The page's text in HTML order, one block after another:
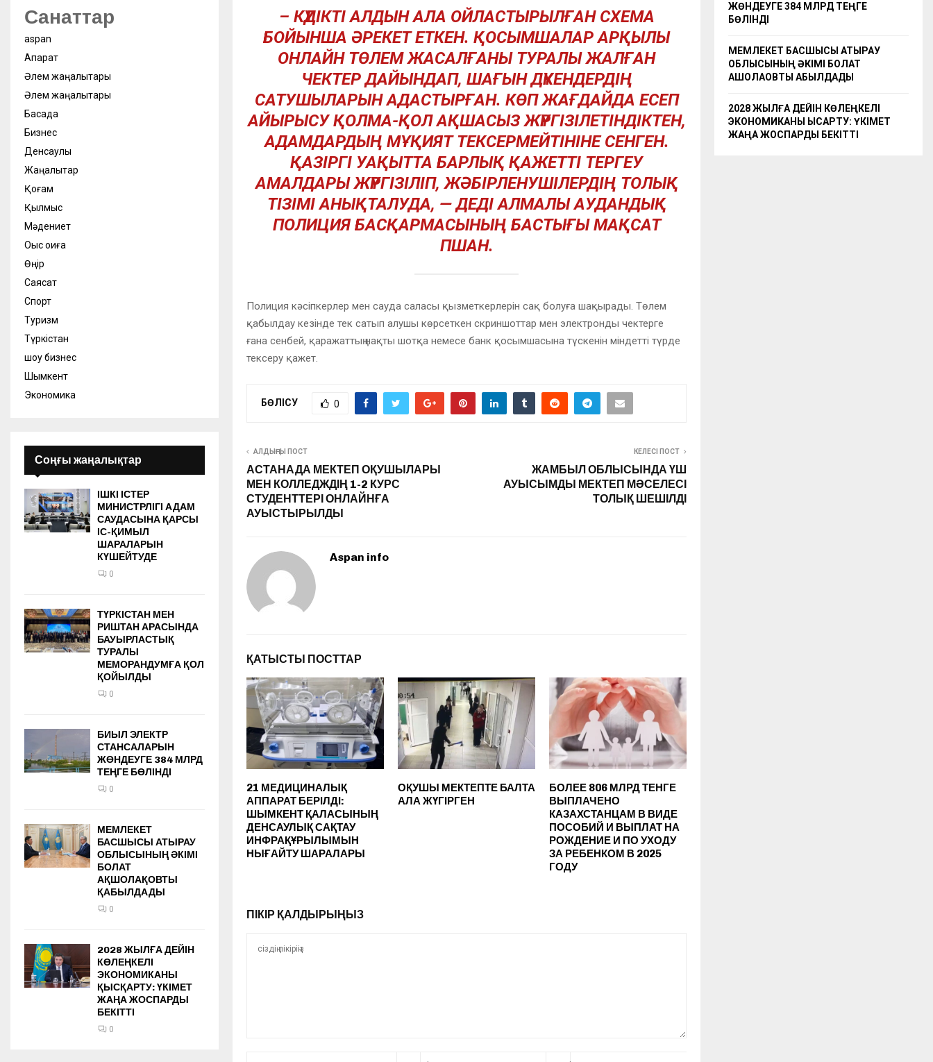
– КҮДІКТІ АЛДЫН АЛА ОЙЛАСТЫРЫЛҒАН СХЕМА
БОЙЫНША ӘРЕКЕТ ЕТКЕН. ҚОСЫМШАЛАР АРҚЫЛЫ
ОНЛАЙН ТӨЛЕМ ЖАСАЛҒАНЫ ТУРАЛЫ ЖАЛҒАН
ЧЕКТЕР ДАЙЫНДАП, ШАҒЫН ДҮКЕНДЕРДІҢ
САТУШЫЛАРЫН АДАСТЫРҒАН. КӨП ЖАҒДАЙДА ЕСЕП
АЙЫРЫСУ ҚОЛМА-ҚОЛ АҚШАСЫЗ ЖҮРГІЗІЛЕТІНДІКТЕН,
АДАМДАРДЫҢ МҰҚИЯТ ТЕКСЕРМЕЙТІНІНЕ СЕНГЕН.
ҚАЗІРГІ УАҚЫТТА БАРЛЫҚ ҚАЖЕТТІ ТЕРГЕУ
АМАЛДАРЫ ЖҮРГІЗІЛІП, ЖӘБІРЛЕНУШІЛЕРДІҢ ТОЛЫҚ
ТІЗІМІ АНЫҚТАЛУДА, — ДЕДІ АЛМАЛЫ АУДАНДЫҚ
ПОЛИЦИЯ БАСҚАРМАСЫНЫҢ БАСТЫҒЫ МАҚСАТ
ПШАН.
Полиция кәсіпкерлер мен сауда саласы қызметкерлерін сақ болуға шақырады. Төлем
қабылдау кезінде тек сатып алушы көрсеткен скриншоттар мен электронды чектерге
ғана сенбей, қаражаттың нақты шотқа немесе банк қосымшасына түскенін міндетті түрде
тексеру қажет.
БӨЛІСУ 0
АЛДЫҢҒЫ ПОСТ
АСТАНАДА МЕКТЕП ОҚУШЫЛАРЫ
МЕН КОЛЛЕДЖДІҢ 1-2 КУРС
СТУДЕНТТЕРІ ОНЛАЙНҒА
АУЫСТЫРЫЛДЫ
КЕЛЕСІ ПОСТ
ЖАМБЫЛ ОБЛЫСЫНДА ҮШ
АУЫСЫМДЫ МЕКТЕП МӘСЕЛЕСІ
ТОЛЫҚ ШЕШІЛДІ
Aspan info
ҚАТЫСТЫ ПОСТТАР
21 МЕДИЦИНАЛЫҚ
АППАРАТ БЕРІЛДІ:
ШЫМКЕНТ ҚАЛАСЫНЫҢ
ДЕНСАУЛЫҚ САҚТАУ
ИНФРАҚҰРЫЛЫМЫН
НЫҒАЙТУ ШАРАЛАРЫ
ОҚУШЫ МЕКТЕПТЕ БАЛТА
АЛА ЖҮГІРГЕН
БОЛЕЕ 806 МЛРД ТЕНГЕ
ВЫПЛАЧЕНО
КАЗАХСТАНЦАМ В ВИДЕ
ПОСОБИЙ И ВЫПЛАТ НА
РОЖДЕНИЕ И ПО УХОДУ
ЗА РЕБЕНКОМ В 2025
ГОДУ
ПІКІР ҚАЛДЫРЫҢЫЗ
Санаттар
aspan
Ақпарат
Әлем жаңалықтары
Әлем жаңалықтары
Басқада
Бизнес
Денсаулық
Жаңалықтар
Қоғам
Қылмыс
Мәдениет
Оқыс оқиға
Өңір
Саясат
Спорт
Туризм
Түркістан
шоу бизнес
Шымкент
Экономика
Соңғы жаңалықтар
ІШКІ ІСТЕР
МИНИСТРЛІГІ АДАМ
САУДАСЫНА ҚАРСЫ
ІС-ҚИМЫЛ
ШАРАЛАРЫН
КҮШЕЙТУДЕ
0
ТҮРКІСТАН МЕН
РИШТАН АРАСЫНДА
БАУЫРЛАСТЫҚ
ТУРАЛЫ
МЕМОРАНДУМҒА ҚОЛ
ҚОЙЫЛДЫ
0
БИЫЛ ЭЛЕКТР
СТАНСАЛАРЫН
ЖӨНДЕУГЕ 384 МЛРД
ТЕҢГЕ БӨЛІНДІ
0
МЕМЛЕКЕТ
БАСШЫСЫ АТЫРАУ
ОБЛЫСЫНЫҢ ӘКІМІ
БОЛАТ
АҚШОЛАҚОВТЫ
ҚАБЫЛДАДЫ
0
2028 ЖЫЛҒА ДЕЙІН
КӨЛЕҢКЕЛІ
ЭКОНОМИКАНЫ
ҚЫСҚАРТУ: ҮКІМЕТ
ЖАҢА ЖОСПАРДЫ
БЕКІТТІ
0
ЖӨНДЕУГЕ 384 МЛРД ТЕҢГЕ
БӨЛІНДІ
МЕМЛЕКЕТ БАСШЫСЫ АТЫРАУ
ОБЛЫСЫНЫҢ ӘКІМІ БОЛАТ
АҚШОЛАҚОВТЫ ҚАБЫЛДАДЫ
2028 ЖЫЛҒА ДЕЙІН КӨЛЕҢКЕЛІ
ЭКОНОМИКАНЫ ҚЫСҚАРТУ: ҮКІМЕТ
ЖАҢА ЖОСПАРДЫ БЕКІТТІ